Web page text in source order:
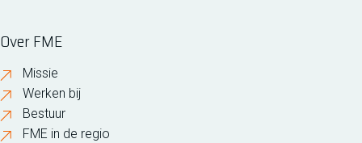
Over FME
Missie
Werken bij
Bestuur
FME in de regio